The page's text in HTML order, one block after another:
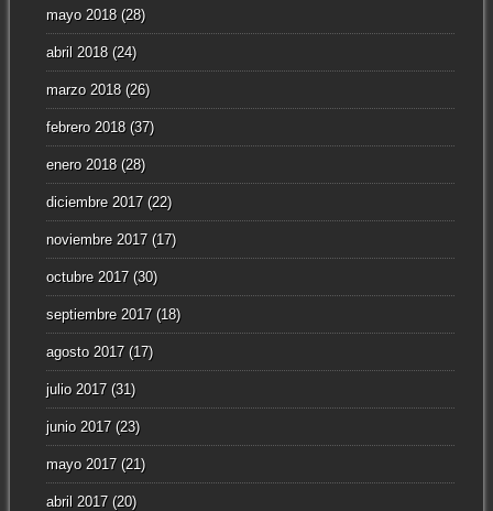
mayo 2018(28)
abril 2018(24)
marzo 2018(26)
febrero 2018(37)
enero 2018(28)
diciembre 2017(22)
noviembre 2017(17)
octubre 2017(30)
septiembre 2017(18)
agosto 2017(17)
julio 2017(31)
junio 2017(23)
mayo 2017(21)
abril 2017(20)